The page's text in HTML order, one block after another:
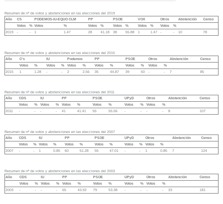
Resumen de nº de votos y abstenciones en las elecciones del 2019
Año
CS PODEMOS-IU-EQUO CLM PP PSOE VOX Otros Abstención
Censo
Votos
% Votos % Votos % Votos % Votos % Votos
%
2019
- - 1 1.47 28 41.18 38 55.88 1 1.47 - - 10 78
Resumen de nº de votos y abstenciones en las elecciones del 2015
Año
C's IU Podemos PP PSOE Otros Abstención
Censo
Votos
% Votos % Votos % Votos % Votos % Votos
%
2015
1 1.28 - - 2 2.56 35 44.87 39 50 - - 7 85
Resumen de nº de votos y abstenciones en las elecciones del 2011
Año
CDS IU PP PSOE UPyD Otros Abstención
Censo
Votos
% Votos % Votos % Votos % Votos % Votos
%
2011
- - - - 41 41.41 55 55.56 - - - - 8 107
Resumen de nº de votos y abstenciones en las elecciones del 2007
Año
CDS IU PP PSOE UPyD Otros Abstención
Censo
Votos
% Votos % Votos % Votos % Votos % Votos
%
2007
- - 1 0.85 60 51.28 55 47.01 - - 1 0.85 7 124
Resumen de nº de votos y abstenciones en las elecciones del 2003
Año
CDS IU PP PSOE UPyD Otros Abstención
Censo
Votos
% Votos % Votos % Votos % Votos % Votos
%
2003
- - - - 65 43.92 79 53.38 - - - - 33 181